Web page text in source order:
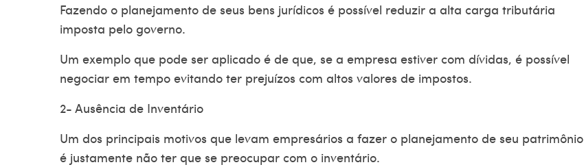
Fazendo o planejamento de seus bens jurídicos é possível reduzir a alta carga tributária
imposta pelo governo.
Um exemplo que pode ser aplicado é de que, se a empresa estiver com dívidas, é possível
negociar em tempo evitando ter prejuízos com altos valores de impostos.
2- Ausência de Inventário
Um dos principais motivos que levam empresários a fazer o planejamento de seu patrimônio
é justamente não ter que se preocupar com o inventário.